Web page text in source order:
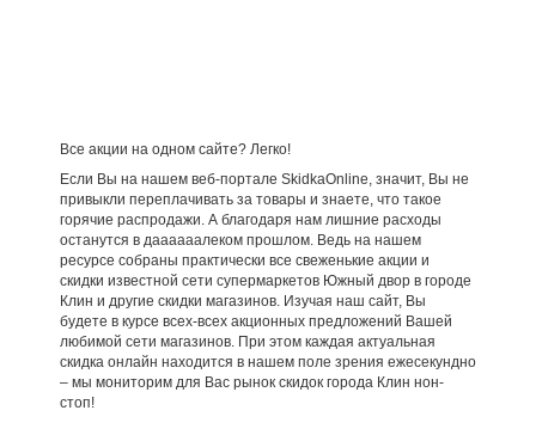
Все акции на одном сайте? Легко!
Если Вы на нашем веб-портале SkidkaOnline, значит, Вы не
привыкли переплачивать за товары и знаете, что такое
горячие распродажи. А благодаря нам лишние расходы
останутся в даааааалеком прошлом. Ведь на нашем
ресурсе собраны практически все свеженькие акции и
скидки известной сети супермаркетов Южный двор в городе
Клин и другие скидки магазинов. Изучая наш сайт, Вы
будете в курсе всех-всех акционных предложений Вашей
любимой сети магазинов. При этом каждая актуальная
скидка онлайн находится в нашем поле зрения ежесекундно
– мы мониторим для Вас рынок скидок города Клин нон-
стоп!